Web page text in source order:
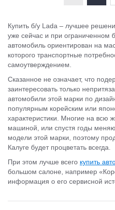
Купить б/у Lada – лучшее
уже сейчас и при ограниченном
автомобиль ориентирован на
которого транспортные
самоутверждением.
Сказанное не означает, что
заинтересовать только
автомобили этой марки по
популярным корейским или
характеристики. Многие на всю
машиной, или спустя годы
модели этой марки, поэтому
Калуге будет процветать всегда.
При этом лучше всего купить
большом салоне, например
информация о его сервисной